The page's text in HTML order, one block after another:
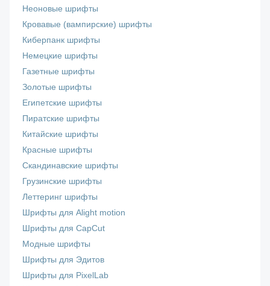
Неоновые шрифты
Кровавые (вампирские) шрифты
Киберпанк шрифты
Немецкие шрифты
Газетные шрифты
Золотые шрифты
Египетские шрифты
Пиратские шрифты
Китайские шрифты
Красные шрифты
Скандинавские шрифты
Грузинские шрифты
Леттеринг шрифты
Шрифты для Alight motion
Шрифты для CapCut
Модные шрифты
Шрифты для Эдитов
Шрифты для PixelLab